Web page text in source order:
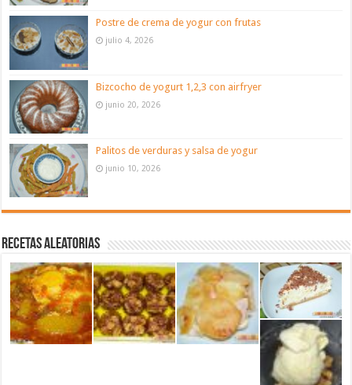
Postre de crema de yogur con frutas
julio 4, 2026
Bizcocho de yogurt 1,2,3 con airfryer
junio 20, 2026
Palitos de verduras y salsa de yogur
junio 10, 2026
Recetas aleatorias